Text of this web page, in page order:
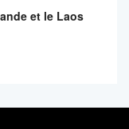
et le Laos